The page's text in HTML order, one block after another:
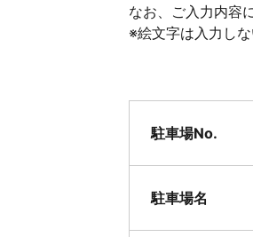
なお、ご入力内容
※絵文字は入力しな
駐車場No.
駐車場名